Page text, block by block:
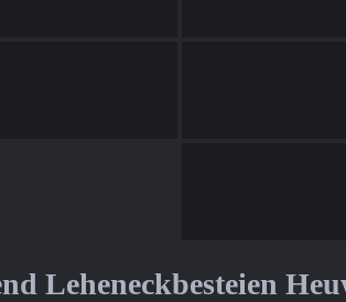
Leheneckbesteien